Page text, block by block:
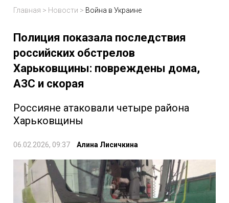
Главная > Новости > Война в Украине
Полиция показала последствия
российских обстрелов
Харьковщины: повреждены дома,
АЗС и скорая
Россияне атаковали четыре района
Харьковщины
06.02.2026, 09:37 Алина Лисичкина